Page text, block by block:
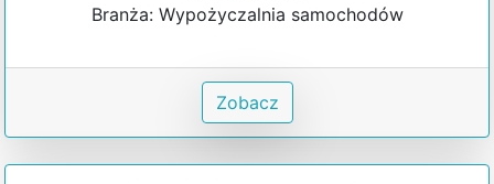
Branża: Wypożyczalnia samochodów
Zobacz